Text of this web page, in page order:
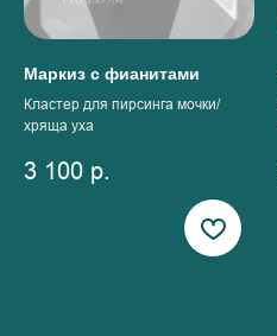
Маркиз с фианитами
Кластер для пирсинга мочки/
хряща уха
3 100 р.